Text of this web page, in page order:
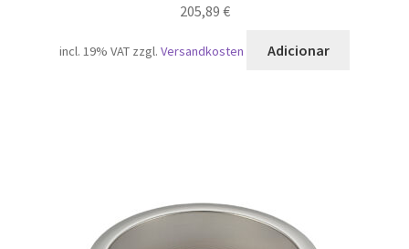
205,89 €
incl. 19% VAT zzgl. Versandkosten Adicionar